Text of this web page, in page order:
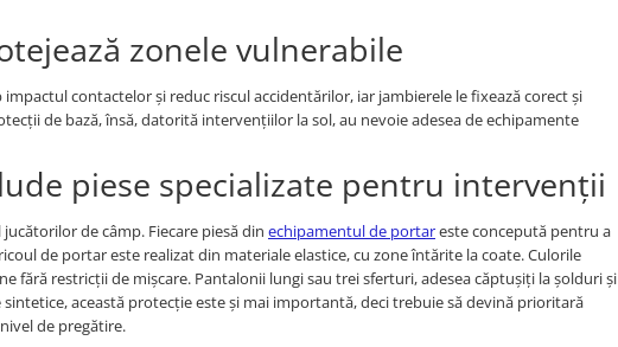
zonele vulnerabile
contactelor și reduc riscul accidentărilor, iar jambierele le fixează corect și
de bază, însă, datorită intervențiilor la sol, au nevoie adesea de echipamente
piese specializate pentru intervenții
de câmp. Fiecare piesă din echipamentul de portareste concepută pentru a
de portar este realizat din materiale elastice, cu zone întărite la coate. Culorile
fără restricții de mișcare. Pantalonii lungi sau trei sferturi, adesea căptușiți la șolduri și
această protecție este și mai importantă, deci trebuie să devină prioritară
de pregătire.